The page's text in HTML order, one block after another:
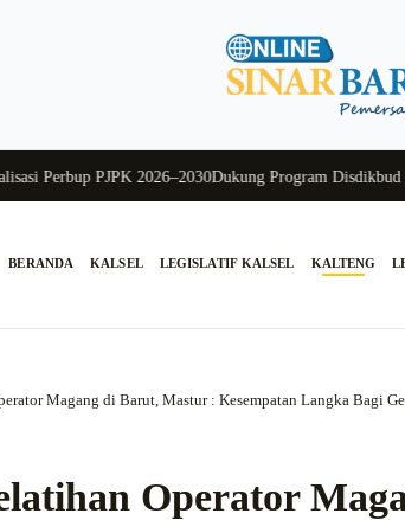
PJPK 2026–2030Dukung Program Disdikbud
BERANDA KALSEL LEGISLATIF KALSEL KALTENG
Magang di Barut, Mastur : Kesempatan Langka Bagi
Operator